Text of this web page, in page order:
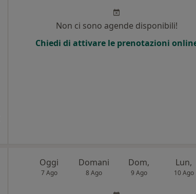
Non ci sono agende disponibili!
Chiedi di attivare le prenotazioni
Oggi
7 Ago
Domani
8 Ago
Dom,
9 Ago
Lun,
10 Ago